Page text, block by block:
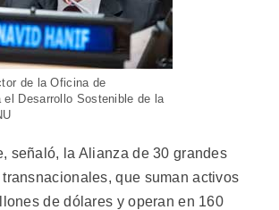
de la Oficina de
el Desarrollo Sostenible de la
señaló, la Alianza de 30 grandes
que suman activos
de dólares y operan en 160